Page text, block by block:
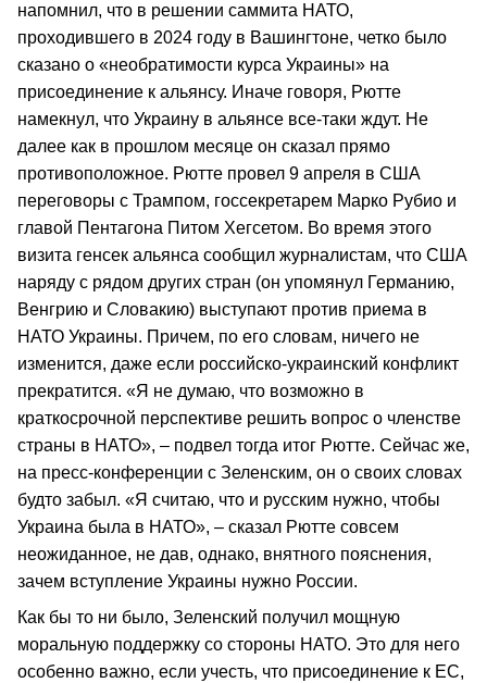
напомнил, что в решении саммита НАТО,
проходившего в 2024 году в Вашингтоне, четко было
сказано о «необратимости курса Украины» на
присоединение к альянсу. Иначе говоря, Рютте
намекнул, что Украину в альянсе все-таки ждут. Не
далее как в прошлом месяце он сказал прямо
противоположное. Рютте провел 9 апреля в США
переговоры с Трампом, госсекретарем Марко Рубио и
главой Пентагона Питом Хегсетом. Во время этого
визита генсек альянса сообщил журналистам, что США
наряду с рядом других стран (он упомянул Германию,
Венгрию и Словакию) выступают против приема в
НАТО Украины. Причем, по его словам, ничего не
изменится, даже если российско-украинский конфликт
прекратится. «Я не думаю, что возможно в
краткосрочной перспективе решить вопрос о членстве
страны в НАТО», – подвел тогда итог Рютте. Сейчас же,
на пресс-конференции с Зеленским, он о своих словах
будто забыл. «Я считаю, что и русским нужно, чтобы
Украина была в НАТО», – сказал Рютте совсем
неожиданное, не дав, однако, внятного пояснения,
зачем вступление Украины нужно России.
Как бы то ни было, Зеленский получил мощную
моральную поддержку со стороны НАТО. Это для него
особенно важно, если учесть, что присоединение к ЕС,